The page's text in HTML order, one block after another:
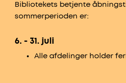
Bibliotekets betjente
sommerperioden er:
6. - 31. juli
Alle afdelinger holder